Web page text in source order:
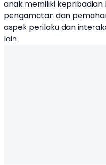
anak memiliki
pengamatan dan
aspek perilaku dan
lain.